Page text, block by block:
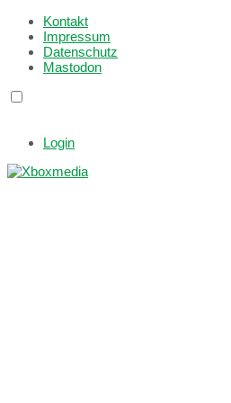
Kontakt
Impressum
Datenschutz
Mastodon
Login